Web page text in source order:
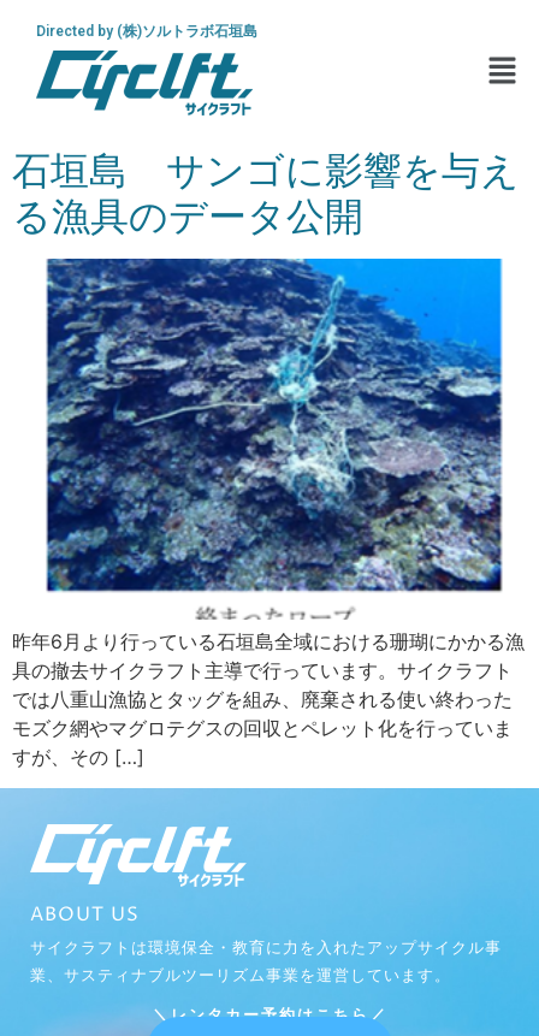
Directed by (株)ソルトラボ石垣島
石垣島 サンゴに影響を与え
る漁具のデータ公開
昨年6月より行っている石垣島全域における珊瑚にかかる漁
具の撤去サイクラフト主導で行っています。サイクラフト
では八重山漁協とタッグを組み、廃棄される使い終わった
モズク網やマグロテグスの回収とペレット化を行っていま
すが、その […]
ABOUT US
サイクラフトは環境保全・教育に力を入れたアップサイクル事
業、サスティナブルツーリズム事業を運営しています。
＼レンタカー予約はこちら／